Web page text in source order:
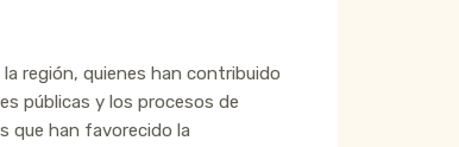
región, quienes han contribuido
públicas y los procesos de
que han favorecido la